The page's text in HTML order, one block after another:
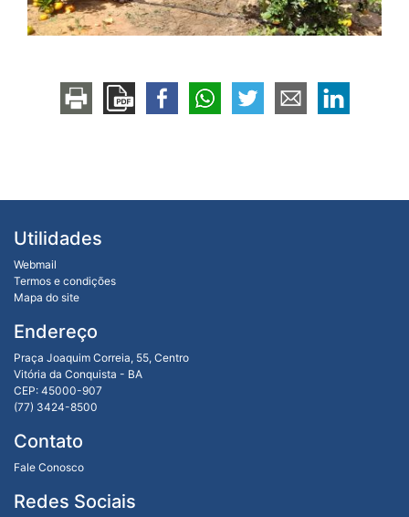
Utilidades
Webmail
Termos e condições
Mapa do site
Endereço
Praça Joaquim Correia, 55, Centro
Vitória da Conquista - BA
CEP: 45000-907
(77) 3424-8500
Contato
Fale Conosco
Redes Sociais